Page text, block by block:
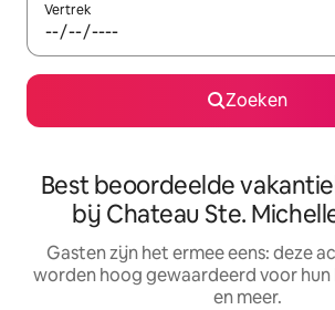
Vertrek
Zoeken
Best beoordeelde
bij Chateau Ste.
Gasten zijn het ermee eens: deze
worden hoog gewaardeerd voor
en meer.